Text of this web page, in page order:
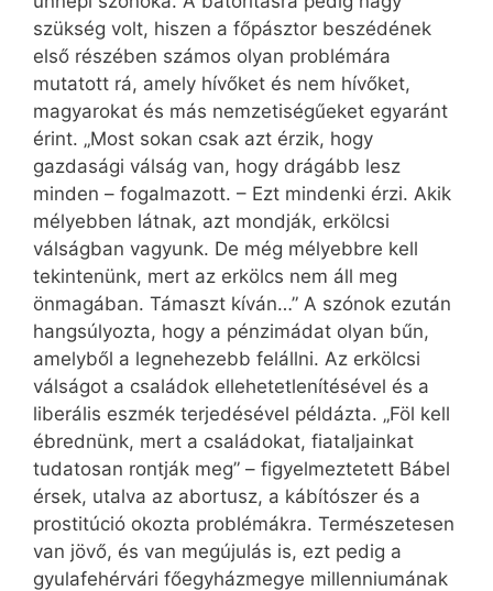
szükség volt, hiszen a főpásztor beszédének
első részében számos olyan problémára
mutatott rá, amely hívőket és nem hívőket,
magyarokat és más nemzetiségűeket egyaránt
érint. „Most sokan csak azt érzik, hogy
gazdasági válság van, hogy drágább lesz
minden – fogalmazott. – Ezt mindenki érzi. Akik
mélyebben látnak, azt mondják, erkölcsi
válságban vagyunk. De még mélyebbre kell
tekintenünk, mert az erkölcs nem áll meg
önmagában. Támaszt kíván…” A szónok ezután
hangsúlyozta, hogy a pénzimádat olyan bűn,
amelyből a legnehezebb felállni. Az erkölcsi
válságot a családok ellehetetlenítésével és a
liberális eszmék terjedésével példázta. „Föl kell
ébrednünk, mert a családokat, fiataljainkat
tudatosan rontják meg” – figyelmeztetett Bábel
érsek, utalva az abortusz, a kábítószer és a
prostitúció okozta problémákra. Természetesen
van jövő, és van megújulás is, ezt pedig a
gyulafehérvári főegyházmegye millenniumának